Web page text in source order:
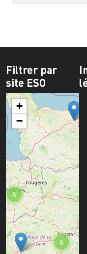
Filtrer par
site ESO
6
5
+
−